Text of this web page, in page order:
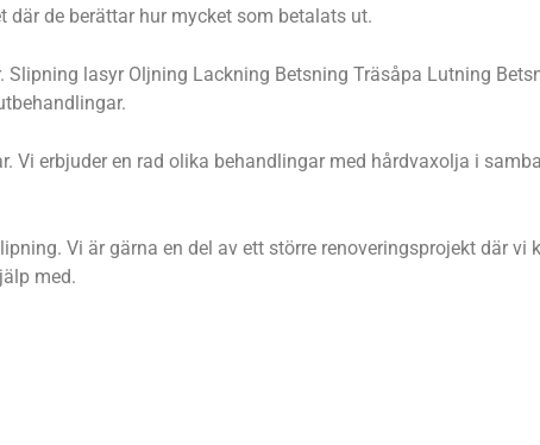
de berättar hur mycket som betalats ut.
lasyr Oljning Lackning Betsning Träsåpa Lutning
erbjuder en rad olika behandlingar med hårdvaxolja i
Vi är gärna en del av ett större renoveringsprojekt där vi
med.